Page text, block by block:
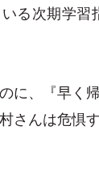
る次期学
に、『早
さんは危惧す